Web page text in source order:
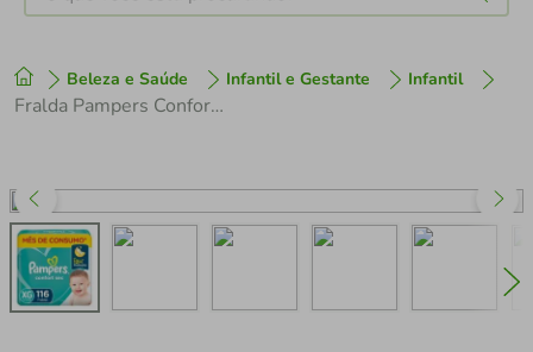
Beleza e Saúde Infantil e Gestante Infantil
Fralda Pampers Confort Sec Jumbo Xg 116 Unidades
1º tenis
3º perfume
4º